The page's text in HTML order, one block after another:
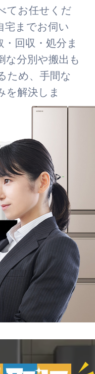
てお任せくだ
宅までお伺い
回収・処分ま
な分別や搬出も
ため、手間な
を解決しま